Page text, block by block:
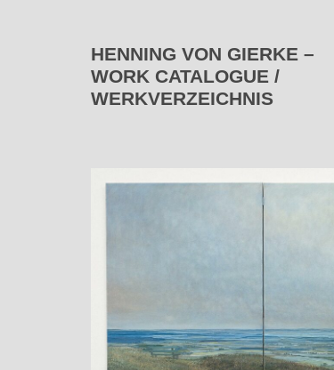
HENNING VON GIERKE –
WORK CATALOGUE /
WERKVERZEICHNIS